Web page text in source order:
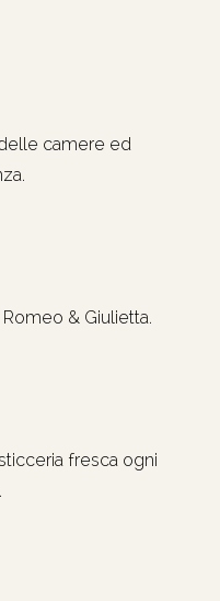
camere ed
& Giulietta.
fresca ogni